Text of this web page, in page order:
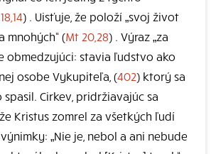
) . Uisťuje, že položí „svoj život
mnohých“ (Mt 20,28) . Výraz „za
obmedzujúci: stavia ľudstvo ako
osobe Vykupiteľa, (402) ktorý sa
Cirkev, pridržiavajúc sa
Kristus zomrel za všetkých ľudí
„Nie je, nebol a ani nebude